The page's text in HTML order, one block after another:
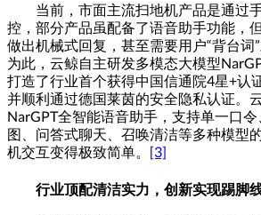
当前，市面主流扫地机产品是通过
控，部分产品虽配备了语音助手功能，
做出机械式回复，甚至需要用户“背台词”
为此，云鲸自主研发多模态大模型
打造了行业首个获得中国信通院4星+认
并顺利通过德国莱茵的安全隐私认证。
NarGPT全智能语音助手，支持单一口
图、问答式聊天、召唤清洁等多种模型
机交互变得极致简单。 [3]
行业顶配清洁实力，创新实现踢脚